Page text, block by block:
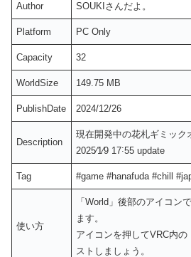
Author SOUKIさんだよ。
Platform PC Only
Capacity 32
WorldSize 149.75 MB
PublishDate 2024/12/26
Description
現在開発中の花札ギミック
2025⁄1⁄9 17˸55 update
Tag #game #hanafuda #chill
使い方
「World」後部のアイコン
ます。
アイコンを押してVRC内
ストしましょう。